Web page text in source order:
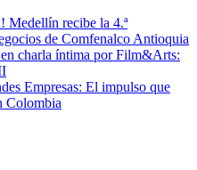
Medellín recibe la 4.ª
de Comfenalco Antioquia
charla íntima por Film&Arts:
Empresas: El impulso que
Colombia